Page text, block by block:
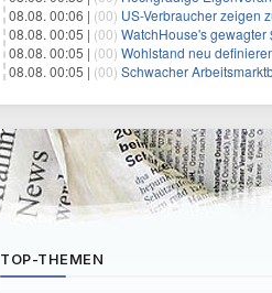
08.08. 00:06 | (00) US-Verbraucher zeigen
08.08. 00:05 | (00) WatchHouse's
08.08. 00:05 | (00) Wohlstand neu definieren:
08.08. 00:05 | (00) Schwacher
TOP-THEMEN